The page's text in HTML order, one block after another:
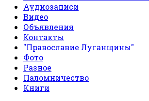
Аудиозаписи
Видео
Объявления
Контакты
"Православие Луганщины"
Фото
Разное
Паломничество
Книги